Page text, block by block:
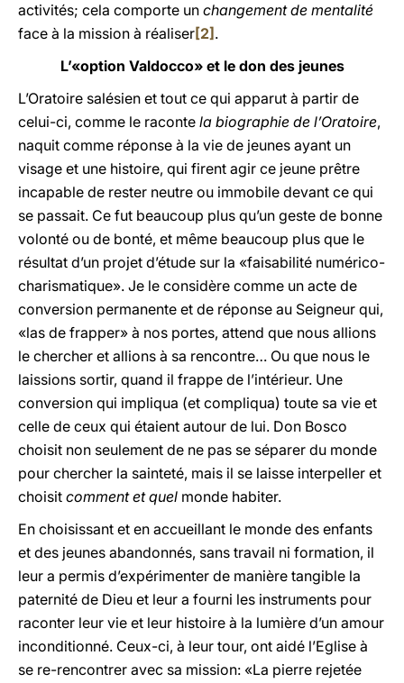
activités; cela comporte un changement de mentalité
face à la mission à réaliser[2] .
L’«option Valdocco» et le don des jeunes
L’Oratoire salésien et tout ce qui apparut à partir de
celui-ci, comme le raconte la biographie de l’Oratoire,
naquit comme réponse à la vie de jeunes ayant un
visage et une histoire, qui firent agir ce jeune prêtre
incapable de rester neutre ou immobile devant ce qui
se passait. Ce fut beaucoup plus qu’un geste de bonne
volonté ou de bonté, et même beaucoup plus que le
résultat d’un projet d’étude sur la «faisabilité numérico-
charismatique». Je le considère comme un acte de
conversion permanente et de réponse au Seigneur qui,
«las de frapper» à nos portes, attend que nous allions
le chercher et allions à sa rencontre… Ou que nous le
laissions sortir, quand il frappe de l’intérieur. Une
conversion qui impliqua (et compliqua) toute sa vie et
celle de ceux qui étaient autour de lui. Don Bosco
choisit non seulement de ne pas se séparer du monde
pour chercher la sainteté, mais il se laisse interpeller et
choisit comment et quel monde habiter.
En choisissant et en accueillant le monde des enfants
et des jeunes abandonnés, sans travail ni formation, il
leur a permis d’expérimenter de manière tangible la
paternité de Dieu et leur a fourni les instruments pour
raconter leur vie et leur histoire à la lumière d’un amour
inconditionné. Ceux-ci, à leur tour, ont aidé l’Eglise à
se re-rencontrer avec sa mission: «La pierre rejetée